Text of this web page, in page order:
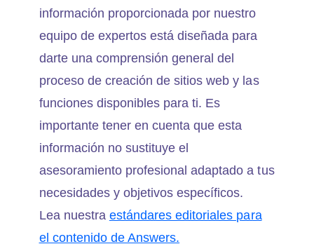
información proporcionada por nuestro
equipo de expertos está diseñada para
darte una comprensión general del
proceso de creación de sitios web y las
funciones disponibles para ti. Es
importante tener en cuenta que esta
información no sustituye el
asesoramiento profesional adaptado a tus
necesidades y objetivos específicos.
Lea nuestra estándares editoriales para
el contenido de Answers.